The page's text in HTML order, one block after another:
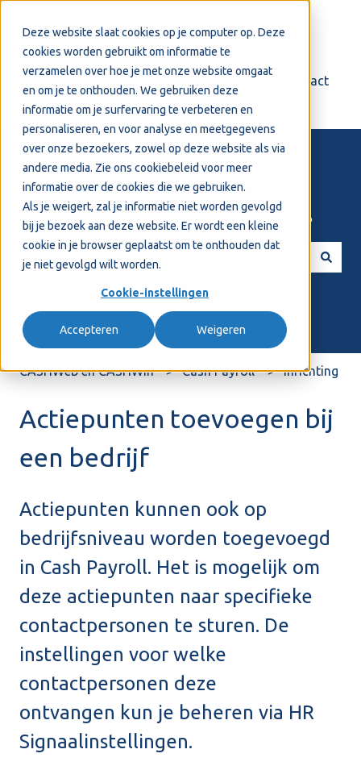
Deze website slaat cookies op je computer op. Deze
cookies worden gebruikt om informatie te
verzamelen over hoe je met onze website omgaat
en om je te onthouden. We gebruiken deze
informatie om je surfervaring te verbeteren en
personaliseren, en voor analyse en meetgegevens
over onze bezoekers, zowel op deze website als via
andere media. Zie ons cookiebeleid voor meer
informatie over de cookies die we gebruiken.
Als je weigert, zal je informatie niet worden gevolgd
bij je bezoek aan deze website. Er wordt een kleine
cookie in je browser geplaatst om te onthouden dat
je niet gevolgd wilt worden.
Cookie-instellingen
Accepteren Weigeren
Support Contact
Welkom! Hoe kunnen we je helpen?
CASHWeb en CASHWin Cash Payroll Inrichting
Actiepunten toevoegen bij
een bedrijf
Actiepunten kunnen ook op
bedrijfsniveau worden toegevoegd
in Cash Payroll. Het is mogelijk om
deze actiepunten naar specifieke
contactpersonen te sturen. De
instellingen voor welke
contactpersonen deze
ontvangen kun je beheren via HR
Signaalinstellingen.